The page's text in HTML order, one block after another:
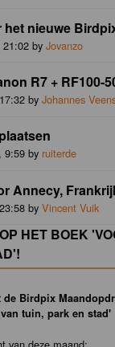
het nieuwe
by Jovanzo
R7 + RF100-
by Johannes
9:59 by ruiterde
Annecy,
by Vincent Vuik
HET BOEK
de Birdpix
tuin, park en stad'